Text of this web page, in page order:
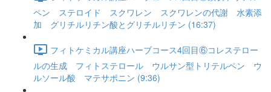
ペン ステロイド スクワレン スクワレンの代謝 水素添
加 グリチルリチン酸とグリチルリチン (16:37)
フィトケミカル講座ハーブコース4回目⑥コレステロー
ルの生成 フィトステロール ウルサン型トリテルペン ウ
ルソール酸 マテサポニン (9:36)